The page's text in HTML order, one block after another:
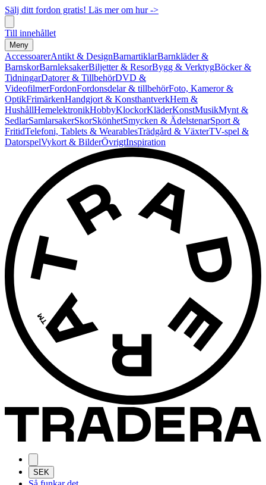
Sälj ditt fordon gratis! Läs mer om hur ->
Till innehållet
Meny
AccessoarerAntikt & DesignBarnartiklarBarnkläder &
BarnskorBarnleksakerBiljetter & ResorBygg & VerktygBöcker &
TidningarDatorer & TillbehörDVD &
VideofilmerFordonFordonsdelar & tillbehörFoto, Kameror &
OptikFrimärkenHandgjort & KonsthantverkHem &
HushållHemelektronikHobbyKlockorKläderKonstMusikMynt &
SedlarSamlarsakerSkorSkönhetSmycken & ÄdelstenarSport &
FritidTelefoni, Tablets & WearablesTrädgård & VäxterTV-spel &
DatorspelVykort & BilderÖvrigtInspiration
SEK